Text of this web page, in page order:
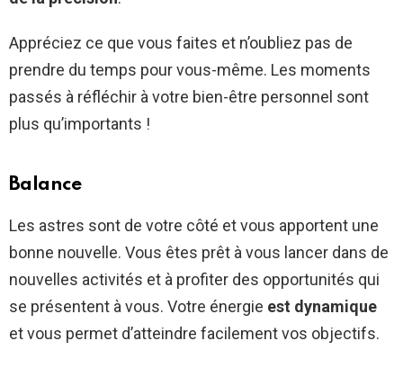
Appréciez ce que vous faites et n’oubliez pas de
prendre du temps pour vous-même. Les moments
passés à réfléchir à votre bien-être personnel sont
plus qu’importants !
Balance
Les astres sont de votre côté et vous apportent une
bonne nouvelle. Vous êtes prêt à vous lancer dans de
nouvelles activités et à profiter des opportunités qui
se présentent à vous. Votre énergie est dynamique
et vous permet d’atteindre facilement vos objectifs.